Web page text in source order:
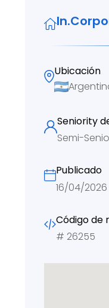
Ubicación
Seniority
Semi-
Publicado
16/04/2026
Código de
# 26255